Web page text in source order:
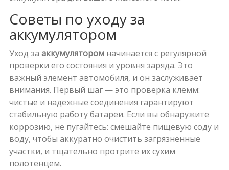
Советы по уходу за
аккумулятором
Уход за аккумуляторомначинается с регулярной
проверки его состояния и уровня заряда. Это
важный элемент автомобиля, и он заслуживает
внимания. Первый шаг — это проверка клемм:
чистые и надежные соединения гарантируют
стабильную работу батареи. Если вы обнаружите
коррозию, не пугайтесь: смешайте пищевую соду и
воду, чтобы аккуратно очистить загрязненные
участки, и тщательно протрите их сухим
полотенцем.